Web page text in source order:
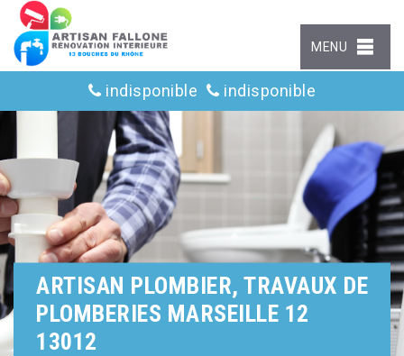
MENU
indisponible indisponible
ARTISAN PLOMBIER, TRAVAUX DE
PLOMBERIES MARSEILLE 12
13012